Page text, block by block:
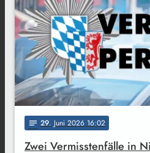
notes 29. Juni 2026 16:02
Zwei Vermisstenfälle in